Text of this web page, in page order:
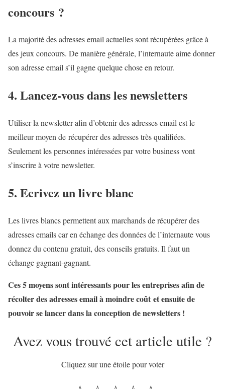
concours ?
La majorité des adresses email actuelles sont récupérées grâce à
des jeux concours. De manière générale, l’internaute aime donner
son adresse email s’il gagne quelque chose en retour.
4. Lancez-vous dans les newsletters
Utiliser la newsletter afin d’obtenir des adresses email est le
meilleur moyen de récupérer des adresses très qualifiées.
Seulement les personnes intéressées par votre business vont
s’inscrire à votre newsletter.
5. Ecrivez un livre blanc
Les livres blancs permettent aux marchands de récupérer des
adresses emails car en échange des données de l’internaute vous
donnez du contenu gratuit, des conseils gratuits. Il faut un
échange gagnant-gagnant.
Ces 5 moyens sont intéressants pour les entreprises afin de
récolter des adresses email à moindre coût et ensuite de
pouvoir se lancer dans la conception de newsletters !
Avez vous trouvé cet article utile ?
Cliquez sur une étoile pour voter